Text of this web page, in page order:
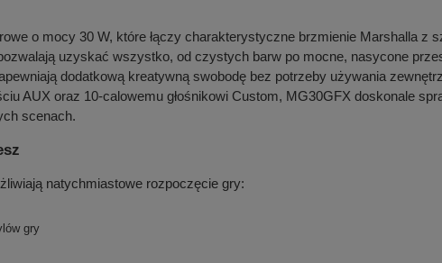
o mocy 30 W, które łączy charakterystyczne brzmienie Marshalla z
uzyskać wszystko, od czystych barw po mocne, nasycone
dodatkową kreatywną swobodę bez potrzeby używania
AUX oraz 10-calowemu głośnikowi Custom, MG30GFX doskonale
scenach.
natychmiastowe rozpoczęcie gry:
gry